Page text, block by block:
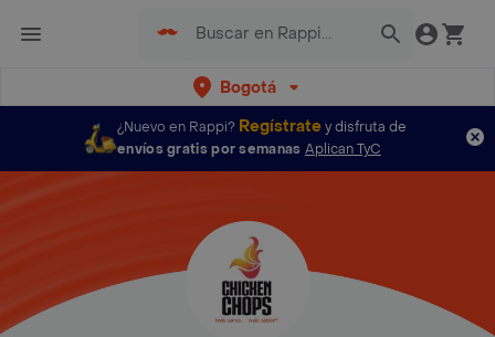
Bogotá
¿Nuevo en Rappi? Regístratey disfruta de
envíos gratis por semanas Aplican TyC